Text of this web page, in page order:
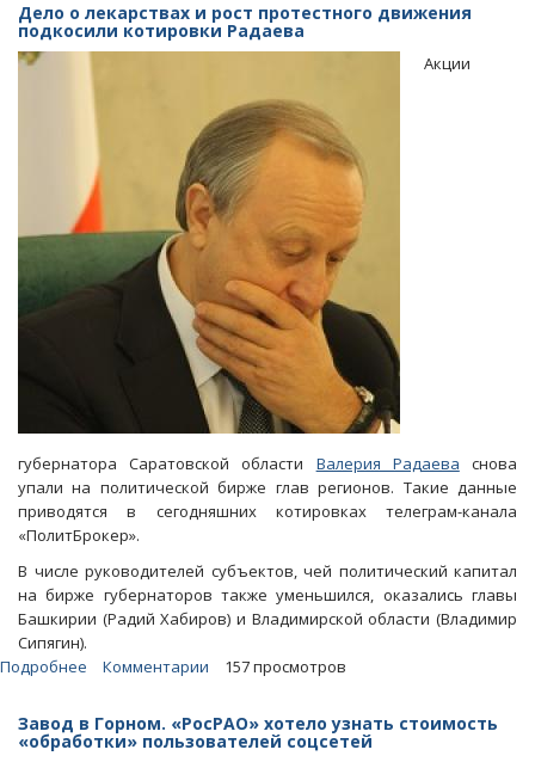
завода
в
котировок
Валерия
Дело о лекарствах и рост протестного движения
подкосили котировки Радаева
Акции
губернатора Саратовской области Валерия Радаева снова
упали на политической бирже глав регионов. Такие данные
приводятся в сегодняшних котировках телеграм-канала
«ПолитБрокер».
В числе руководителей субъектов, чей политический капитал
на бирже губернаторов также уменьшился, оказались главы
Башкирии (Радий Хабиров) и Владимирской области (Владимир
Сипягин).
Подробнее
о
лекарствах
Комментарии 157 просмотров
Завод в Горном. «РосРАО» хотело узнать стоимость
«обработки» пользователей соцсетей